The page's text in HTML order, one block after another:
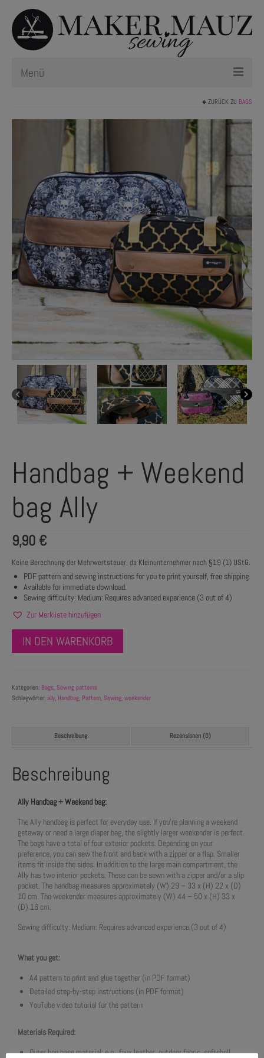
Menü
Plotterdateien
Nählexikon
ZURÜCK ZU BAGS
Handbag + Weekend
bag Ally
9,90 €
Keine Berechnung der Mehrwertsteuer, da Kleinunternehmer nach §19 (1) UStG.
PDF pattern and sewing instructions for you to print yourself, free shipping.
Available for immediate download.
Sewing difficulty: Medium: Requires advanced experience (3 out of 4)
Zur Merkliste hinzufügen
IN DEN WARENKORB
Kategorien: Bags Sewing patterns
Schlagwörter: ally Handbag Pattern Sewing weekender
Beschreibung Rezensionen (0)
Beschreibung
Ally Handbag + Weekend bag:
The Ally handbag is perfect for everyday use. If you’re planning a weekend
getaway or need a large diaper bag, the slightly larger weekender is perfect.
The bags have a total of four exterior pockets. Depending on your
preference, you can sew the front and back with a zipper or a flap. Smaller
items fit inside the sides. In addition to the large main compartment, the
Ally has two interior pockets. These can be sewn with a zipper and/or a slip
pocket. The handbag measures approximately (W) 29 – 33 x (H) 22 x (D)
10 cm. The weekender measures approximately (W) 44 – 50 x (H) 33 x
(D) 16 cm.
Sewing difficulty: Medium: Requires advanced experience (3 out of 4)
What you get:
A4 pattern to print and glue together (in PDF format)
Detailed step-by-step instructions (in PDF format)
YouTube video tutorial for the pattern
Materials Required:
Outer bag base material: e.g., faux leather, outdoor fabric, softshell,